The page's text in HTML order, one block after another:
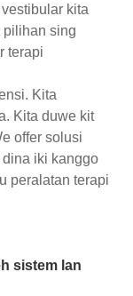
kita
pilihan sing
terapi
Kita
Kita duwe kit
offer solusi
iki kanggo
peralatan terapi
sistem lan